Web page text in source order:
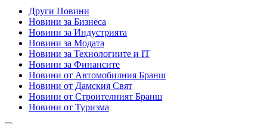
Други Новини
Новини за Бизнеса
Новини за Индустрията
Новини за Модата
Новини за Технологиите и IT
Новини за Финансите
Новини от Автомобилния Бранш
Новини от Дамския Свят
Новини от Строителният Бранш
Новини от Туризма